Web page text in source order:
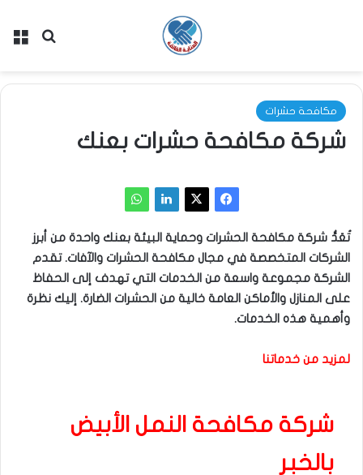
بحث
مكافحة حشرات
شركة مكافحة حشرات بعنك
تُعَدُّ شركة مكافحة الحشرات وحماية البيئة بعنك واحدة من أبرز
الشركات المتخصصة في مجال مكافحة الحشرات والآفات. تقدم
الشركة مجموعة واسعة من الخدمات التي تهدف إلى الحفاظ
على المنازل والأماكن العامة خالية من الحشرات الضارة. إليك نظرة
وأهمية هذه الخدمات.
لمزيد من خدماتنا
شركة مكافحة النمل الأبيض
بالخبر